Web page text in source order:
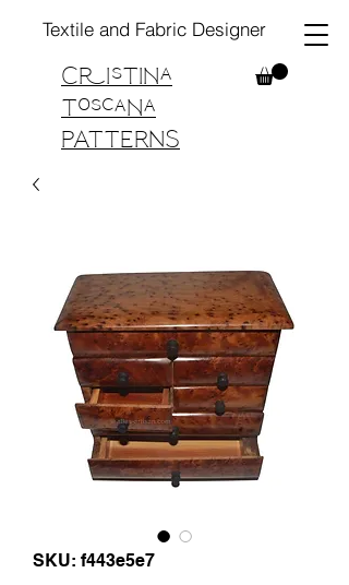
Cristina
Toscana
PATTERNS
Textile and Fabric Designer
SKU: f443e5e7